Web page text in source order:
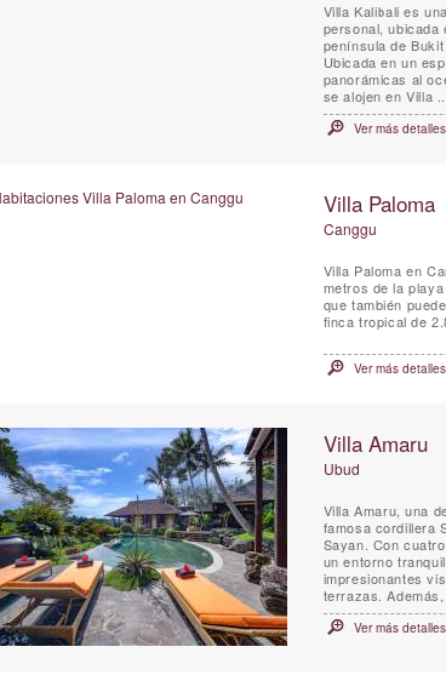
Villa Kalibali es
personal, ubicada
península de
Ubicada en un
panorámicas al
se alojen en Villa ...
Ver más detalles
Villa Paloma
Canggu
Villa Paloma en
metros de la
que también
finca tropical de
Ver más detalles
Villa Amaru
Ubud
Villa Amaru, una
famosa cordillera
Sayan. Con
un entorno
impresionantes
terrazas. Además,
Ver más detalles